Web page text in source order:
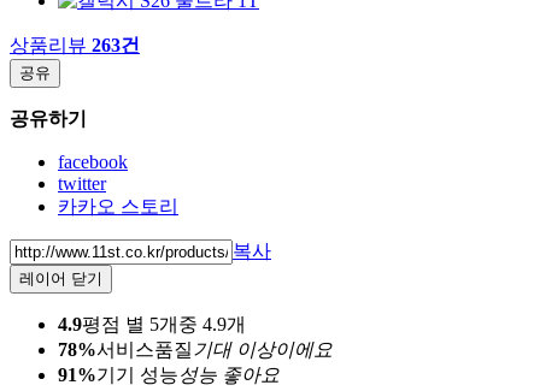
상품리뷰 263건
공유
공유하기
facebook
twitter
카카오 스토리
복사
레이어 닫기
4.9평점 별 5개중 4.9개
78%서비스품질기대 이상이에요
91%기기 성능성능 좋아요